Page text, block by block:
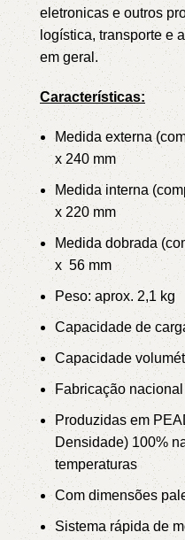
eletronicas e outros
logística, transporte e
em geral.
Características:
Medida externa
x 240 mm
Medida interna
x 220 mm
Medida dobrada
x 56 mm
Peso: aprox. 2,1 kg
Capacidade de
Capacidade
Fabricação nacional
Produzidas em
Densidade) 100%
temperaturas
Com dimensões
Sistema rápida de